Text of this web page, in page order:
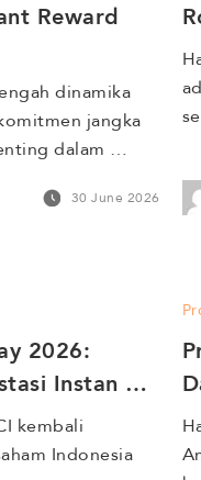
Reward
dinamika
jangka
dalam
tetap
menghadirkan
dirancang
kepada […]
30 June 2026
2026:
Instan
kembali
Indonesia